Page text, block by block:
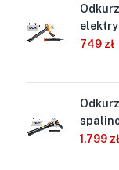
749 zł
1,799 zł